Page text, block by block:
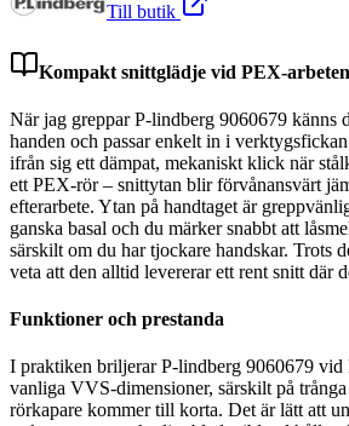
Till butik
Kompakt snittglädje vid PEX-arbeten
När jag greppar P-lindberg 9060679 känns
handen och passar enkelt in i
ifrån sig ett dämpat, mekaniskt klick när
ett PEX-rör – snittytan blir förvånansvärt
efterarbete. Ytan på handtaget är
ganska basal och du märker snabbt att
särskilt om du har tjockare handskar. Trots
veta att den alltid levererar ett rent snitt där
Funktioner och prestanda
I praktiken briljerar P-lindberg 9060679
vanliga VVS-dimensioner, särskilt på
rörkapare kommer till korta. Det är lätt att